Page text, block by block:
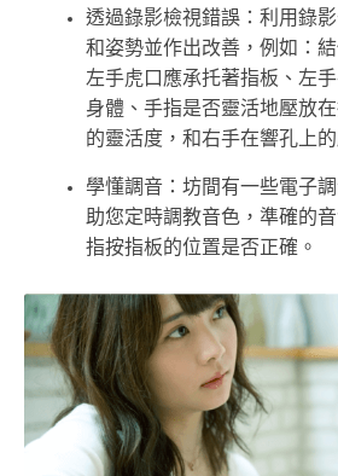
透過錄影檢視錯誤：利用錄
和姿勢並作出改善，例如：
左手虎口應承托著指板、左
身體、手指是否靈活地壓放
的靈活度，和右手在響孔上
學懂調音：坊間有一些電子
助您定時調教音色，準確的
指按指板的位置是否正確。